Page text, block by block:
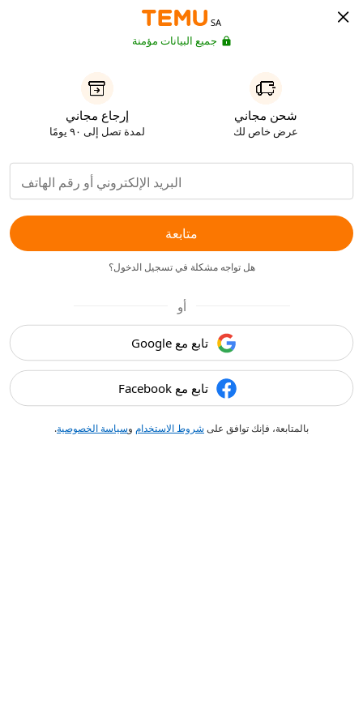
SA
جميع البيانات مؤمنة
شحن مجاني
عرض خاص لك
إرجاع مجاني
لمدة تصل إلى ٩٠ يومًا
متابعة
هل تواجه مشكلة في تسجيل الدخول؟
أو
تابع مع Google
تابع مع Facebook
بالمتابعة، فإنك توافق على شروط الاستخدام وسياسة الخصوصية.